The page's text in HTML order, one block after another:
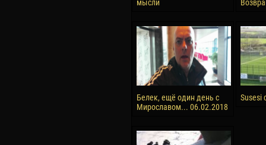
мысли
Белек, ещё один день с
Мирославом... 06.02.2018
Susesi